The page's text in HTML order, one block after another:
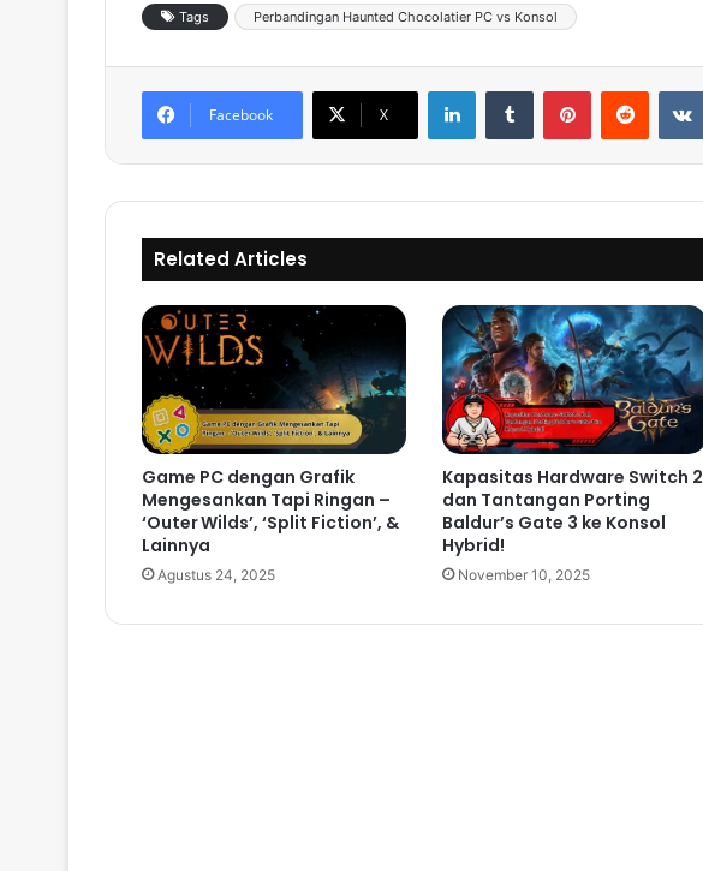
Tags Perbandingan Haunted Chocolatier PC vs Konsol
Facebook X
Related Articles
Game PC dengan Grafik
Mengesankan Tapi Ringan –
‘Outer Wilds’, ‘Split Fiction’, &
Lainnya
Agustus 24, 2025
Kapasitas Hardware Switch 2
dan Tantangan Porting
Baldur’s Gate 3 ke Konsol
Hybrid!
November 10, 2025